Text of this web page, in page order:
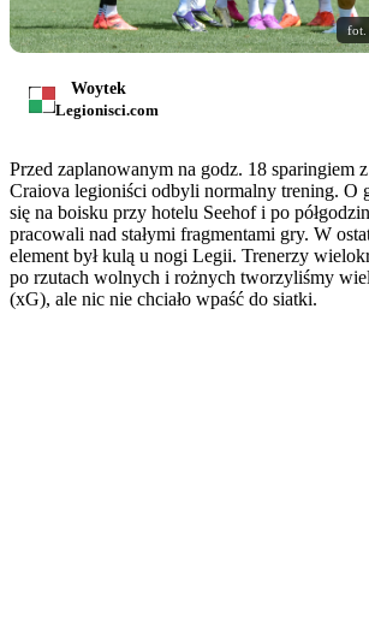
fot.
Woytek
Legionisci.com
Przed zaplanowanym na godz. 18 sparingiem
Craiova legioniści odbyli normalny trening. O
się na boisku przy hotelu Seehof i po
pracowali nad stałymi fragmentami gry. W
element był kulą u nogi Legii. Trenerzy
po rzutach wolnych i rożnych tworzyliśmy
(xG), ale nic nie chciało wpaść do siatki.